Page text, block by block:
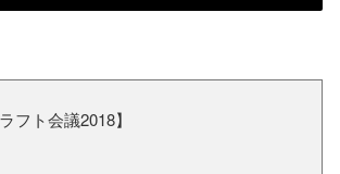
フト会議2018】